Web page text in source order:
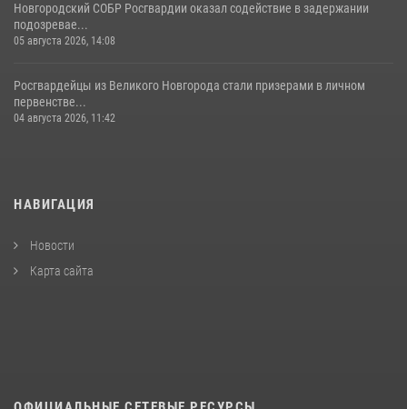
Новгородский СОБР Росгвардии оказал содействие в задержании
подозревае...
05 августа 2026, 14:08
Росгвардейцы из Великого Новгорода стали призерами в личном
первенстве...
04 августа 2026, 11:42
НАВИГАЦИЯ
Новости
Карта сайта